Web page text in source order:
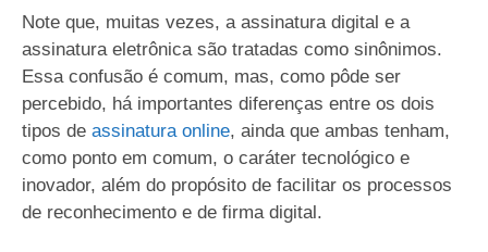
Note que, muitas vezes, a assinatura digital e a
assinatura eletrônica são tratadas como sinônimos.
Essa confusão é comum, mas, como pôde ser
percebido, há importantes diferenças entre os dois
tipos de assinatura online, ainda que ambas tenham,
como ponto em comum, o caráter tecnológico e
inovador, além do propósito de facilitar os processos
de reconhecimento e de firma digital.